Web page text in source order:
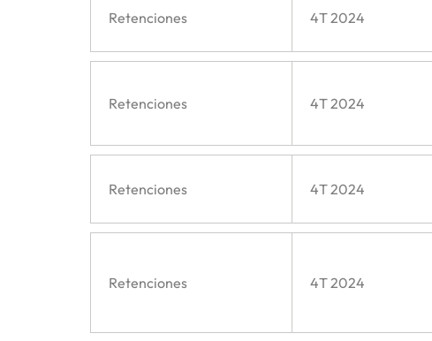
Retenciones 4T 2024
Retenciones 4T 2024
Retenciones 4T 2024
Retenciones 4T 2024